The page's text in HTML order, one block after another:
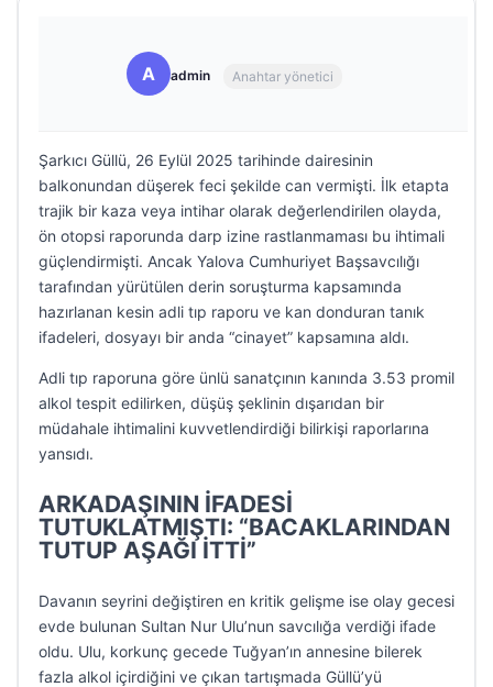
A admin Anahtar yönetici
Şarkıcı Güllü, 26 Eylül 2025 tarihinde dairesinin
balkonundan düşerek feci şekilde can vermişti. İlk etapta
trajik bir kaza veya intihar olarak değerlendirilen olayda,
ön otopsi raporunda darp izine rastlanmaması bu ihtimali
güçlendirmişti. Ancak Yalova Cumhuriyet Başsavcılığı
tarafından yürütülen derin soruşturma kapsamında
hazırlanan kesin adli tıp raporu ve kan donduran tanık
ifadeleri, dosyayı bir anda “cinayet” kapsamına aldı.
Adli tıp raporuna göre ünlü sanatçının kanında 3.53 promil
alkol tespit edilirken, düşüş şeklinin dışarıdan bir
müdahale ihtimalini kuvvetlendirdiği bilirkişi raporlarına
yansıdı.
ARKADAŞININ İFADESİ
TUTUKLATMIŞTI: “BACAKLARINDAN
TUTUP AŞAĞI İTTİ”
Davanın seyrini değiştiren en kritik gelişme ise olay gecesi
evde bulunan Sultan Nur Ulu’nun savcılığa verdiği ifade
oldu. Ulu, korkunç gecede Tuğyan’ın annesine bilerek
fazla alkol içirdiğini ve çıkan tartışmada Güllü’yü